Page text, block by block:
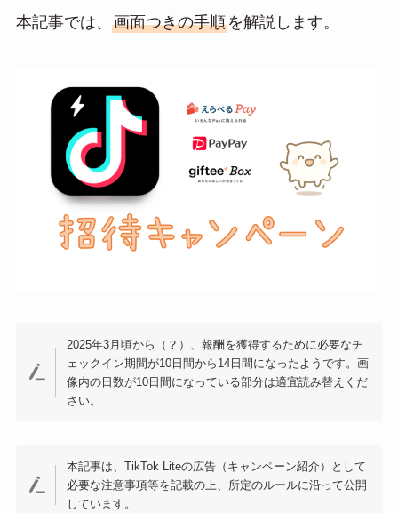
本記事では、 画面つきの手順を解説します。
2025年3月頃から（？）、報酬を獲得するために必要なチ
ェックイン期間が10日間から14日間になったようです。画
像内の日数が10日間になっている部分は適宜読み替えくだ
さい。
本記事は、TikTok Liteの広告（キャンペーン紹介）として
必要な注意事項等を記載の上、所定のルールに沿って公開
しています。